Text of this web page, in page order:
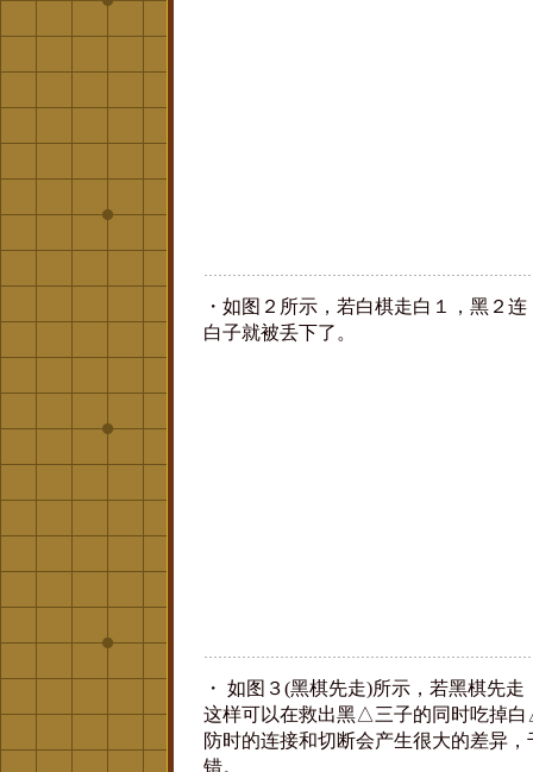
・如图２所示，若白棋走白１，黑２
白子就被丢下了。
・ 如图３(黑棋先走)所示，若黑棋先走
这样可以在救出黑△三子的同时吃掉
防时的连接和切断会产生很大的差异，
错。